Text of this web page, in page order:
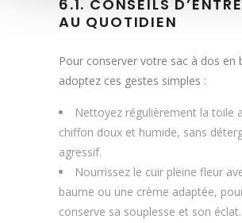
6.1. CONSEILS
AU QUOTIDIEN
Pour conserver votre sac à dos en
adoptez ces gestes simples :
Nettoyez régulièrement la toile
chiffon doux et humide, sans
agressif.
Nourrissez le cuir pleine fleur
baume ou une crème adaptée, pour
conserve sa souplesse et son éclat.